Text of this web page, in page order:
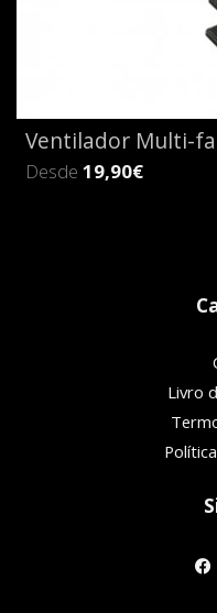
Ventilador Multi-
Desde 19,90€
Livro